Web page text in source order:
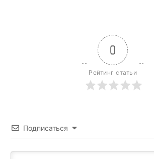
0
Рейтинг статьи
Подписаться